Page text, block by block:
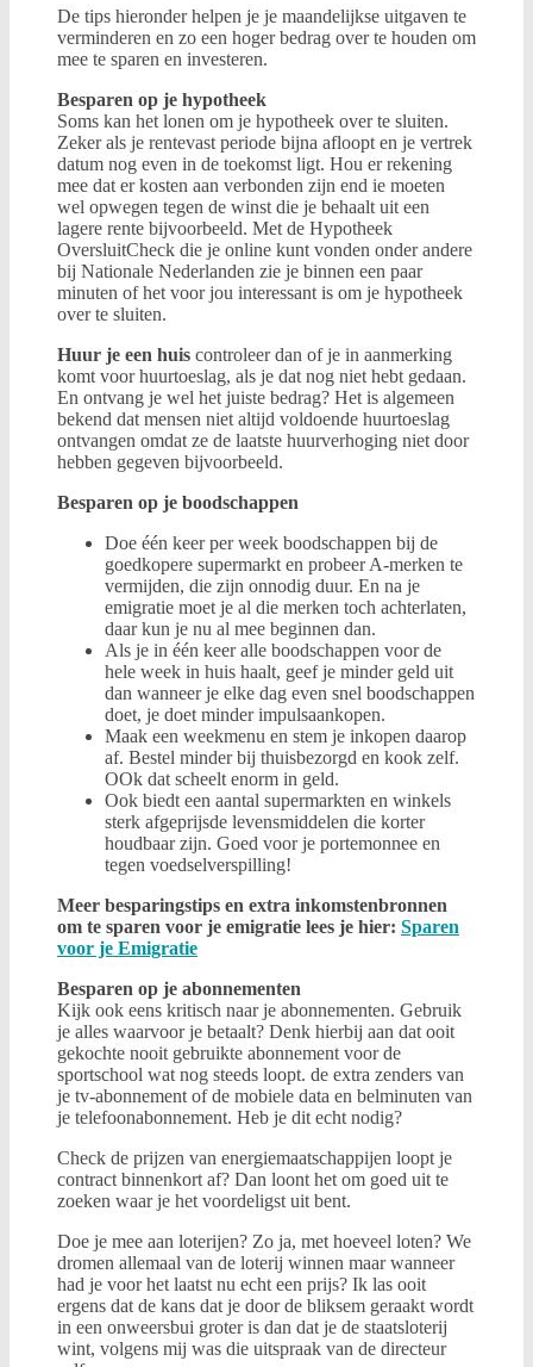
De tips hieronder helpen je je maandelijkse uitgaven te
verminderen en zo een hoger bedrag over te houden om
mee te sparen en investeren.
Besparen op je hypotheek
Soms kan het lonen om je hypotheek over te sluiten.
Zeker als je rentevast periode bijna afloopt en je vertrek
datum nog even in de toekomst ligt. Hou er rekening
mee dat er kosten aan verbonden zijn end ie moeten
wel opwegen tegen de winst die je behaalt uit een
lagere rente bijvoorbeeld. Met de Hypotheek
OversluitCheck die je online kunt vonden onder andere
bij Nationale Nederlanden zie je binnen een paar
minuten of het voor jou interessant is om je hypotheek
over te sluiten.
Huur je een huis controleer dan of je in aanmerking
komt voor huurtoeslag, als je dat nog niet hebt gedaan.
En ontvang je wel het juiste bedrag? Het is algemeen
bekend dat mensen niet altijd voldoende huurtoeslag
ontvangen omdat ze de laatste huurverhoging niet door
hebben gegeven bijvoorbeeld.
Besparen op je boodschappen
Doe één keer per week boodschappen bij de
goedkopere supermarkt en probeer A-merken te
vermijden, die zijn onnodig duur. En na je
emigratie moet je al die merken toch achterlaten,
daar kun je nu al mee beginnen dan.
Als je in één keer alle boodschappen voor de
hele week in huis haalt, geef je minder geld uit
dan wanneer je elke dag even snel boodschappen
doet, je doet minder impulsaankopen.
Maak een weekmenu en stem je inkopen daarop
af. Bestel minder bij thuisbezorgd en kook zelf.
OOk dat scheelt enorm in geld.
Ook biedt een aantal supermarkten en winkels
sterk afgeprijsde levensmiddelen die korter
houdbaar zijn. Goed voor je portemonnee en
tegen voedselverspilling!
Meer besparingstips en extra inkomstenbronnen
om te sparen voor je emigratie lees je hier: Sparen
voor je Emigratie
Besparen op je abonnementen
Kijk ook eens kritisch naar je abonnementen. Gebruik
je alles waarvoor je betaalt? Denk hierbij aan dat ooit
gekochte nooit gebruikte abonnement voor de
sportschool wat nog steeds loopt. de extra zenders van
je tv-abonnement of de mobiele data en belminuten van
je telefoonabonnement. Heb je dit echt nodig?
Check de prijzen van energiemaatschappijen loopt je
contract binnenkort af? Dan loont het om goed uit te
zoeken waar je het voordeligst uit bent.
Doe je mee aan loterijen? Zo ja, met hoeveel loten? We
dromen allemaal van de loterij winnen maar wanneer
had je voor het laatst nu echt een prijs? Ik las ooit
ergens dat de kans dat je door de bliksem geraakt wordt
in een onweersbui groter is dan dat je de staatsloterij
wint, volgens mij was die uitspraak van de directeur